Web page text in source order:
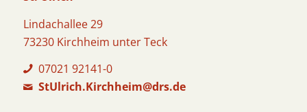
Lindachallee 29
73230 Kirchheim unter Teck
07021 92141-0
StUlrich.Kirchheim@drs.de